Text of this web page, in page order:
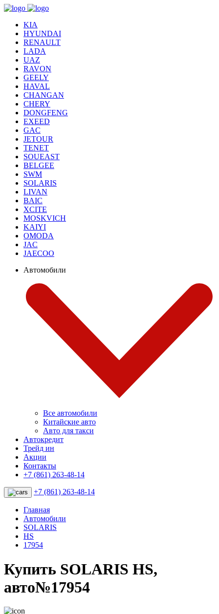
KIA
HYUNDAI
RENAULT
LADA
UAZ
RAVON
GEELY
HAVAL
CHANGAN
CHERY
DONGFENG
EXEED
GAC
JETOUR
TENET
SOUEAST
BELGEE
SWM
SOLARIS
LIVAN
BAIC
XCITE
MOSKVICH
KAIYI
OMODA
JAC
JAECOO
Автомобили
Все автомобили
Китайские авто
Авто для такси
Автокредит
Трейд ин
Акции
Контакты
+7 (861) 263-48-14
+7 (861) 263-48-14
Главная
Автомобили
SOLARIS
HS
17954
Купить SOLARIS HS,
авто№17954